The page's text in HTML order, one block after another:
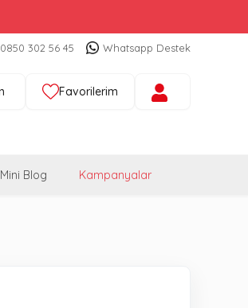
0850 302 56 45 Whatsapp Destek
Favorilerim
Mini Blog Kampanyalar